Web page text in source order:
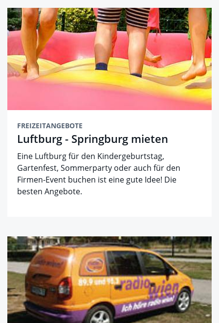
FREIZEITANGEBOTE
Luftburg - Springburg mieten
Eine Luftburg für den Kindergeburtstag,
Gartenfest, Sommerparty oder auch für den
Firmen-Event buchen ist eine gute Idee! Die
besten Angebote.